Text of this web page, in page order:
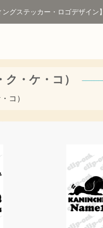
グステッカー・ロゴデザイン】
・ケ・コ）
コ）